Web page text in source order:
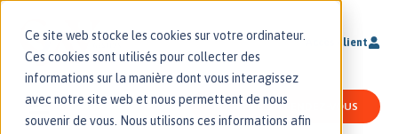
Ce site web stocke les cookies sur votre ordinateur.
Ces cookies sont utilisés pour collecter des
informations sur la manière dont vous interagissez
avec notre site web et nous permettent de nous
souvenir de vous. Nous utilisons ces informations afin
Accès client
PLANIFIER UN RENDEZ-VOUS